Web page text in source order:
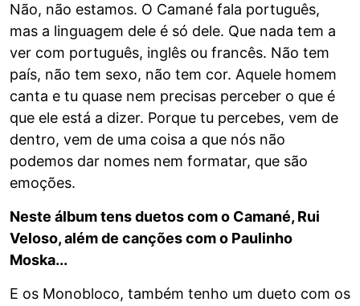
Não, não estamos. O Camané fala português,
mas a linguagem dele é só dele. Que nada tem a
ver com português, inglês ou francês. Não tem
país, não tem sexo, não tem cor. Aquele homem
canta e tu quase nem precisas perceber o que é
que ele está a dizer. Porque tu percebes, vem de
dentro, vem de uma coisa a que nós não
podemos dar nomes nem formatar, que são
emoções.
Neste álbum tens duetos com o Camané, Rui
Veloso, além de canções com o Paulinho
Moska...
E os Monobloco, também tenho um dueto com os